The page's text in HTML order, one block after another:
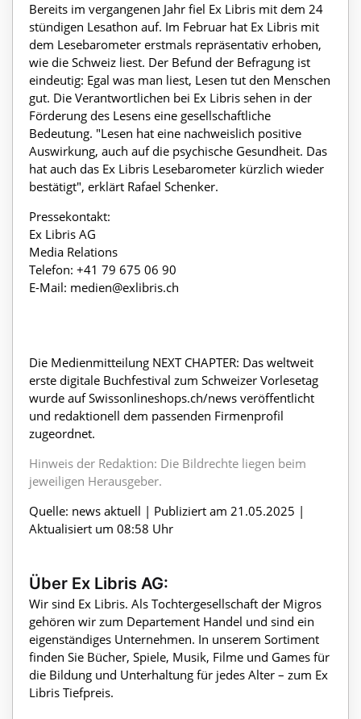
Bereits im vergangenen Jahr fiel Ex Libris mit dem 24
stündigen Lesathon auf. Im Februar hat Ex Libris mit
dem Lesebarometer erstmals repräsentativ erhoben,
wie die Schweiz liest. Der Befund der Befragung ist
eindeutig: Egal was man liest, Lesen tut den Menschen
gut. Die Verantwortlichen bei Ex Libris sehen in der
Förderung des Lesens eine gesellschaftliche
Bedeutung. "Lesen hat eine nachweislich positive
Auswirkung, auch auf die psychische Gesundheit. Das
hat auch das Ex Libris Lesebarometer kürzlich wieder
bestätigt", erklärt Rafael Schenker.
Pressekontakt:
Ex Libris AG
Media Relations
Telefon: +41 79 675 06 90
E-Mail: medien@exlibris.ch
Die Medienmitteilung NEXT CHAPTER: Das weltweit
erste digitale Buchfestival zum Schweizer Vorlesetag
wurde auf Swissonlineshops.ch/news veröffentlicht
und redaktionell dem passenden Firmenprofil
zugeordnet.
Hinweis der Redaktion: Die Bildrechte liegen beim
jeweiligen Herausgeber.
Quelle: news aktuell | Publiziert am 21.05.2025 |
Aktualisiert um 08:58 Uhr
Über Ex Libris AG:
Wir sind Ex Libris. Als Tochtergesellschaft der Migros
gehören wir zum Departement Handel und sind ein
eigenständiges Unternehmen. In unserem Sortiment
finden Sie Bücher, Spiele, Musik, Filme und Games für
die Bildung und Unterhaltung für jedes Alter – zum Ex
Libris Tiefpreis.